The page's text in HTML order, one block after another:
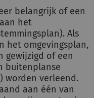
belangrijk of een
het
Als
het omgevingsplan,
gewijzigd of een
buitenplanse
worden verleend.
aan één van